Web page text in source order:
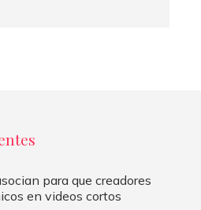
para que creadores
en videos cortos